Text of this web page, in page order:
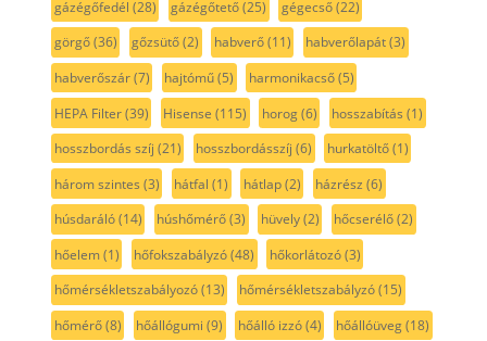
gázégőfedél (28) gázégőtető(25) gégecső(22)
görgő(36) gőzsütő(2) habverő(11) habverőlapát(3)
habverőszár(7) hajtómű(5) harmonikacső(5)
HEPA Filter(39) Hisense (115) horog(6) hosszabítás (1)
hosszbordás szíj (21) hosszbordásszíj (6) hurkatöltő(1)
három szintes (3) hátfal (1) hátlap(2) házrész (6)
húsdaráló(14) húshőmérő(3) hüvely(2) hőcserélő(2)
hőelem(1) hőfokszabályzó(48) hőkorlátozó(3)
hőmérsékletszabályozó(13) hőmérsékletszabályzó(15)
hőmérő(8) hőállógumi (9) hőálló izzó(4) hőállóüveg(18)